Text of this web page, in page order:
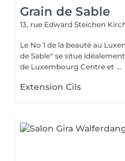
Grain de Sable
13, rue Edward Steichen
Le No 1 de la beauté au
de Sable" se situe
de Luxembourg Centre et ...
Extension Cils